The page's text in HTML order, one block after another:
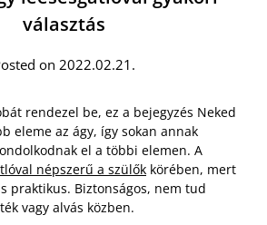
választás
on 2022.02.21.
rendezel be, ez a bejegyzés Neked
eleme az ágy, így sokan annak
el a többi elemen. A
népszerű a szülők körében, mert
praktikus. Biztonságos, nem tud
vagy alvás közben.